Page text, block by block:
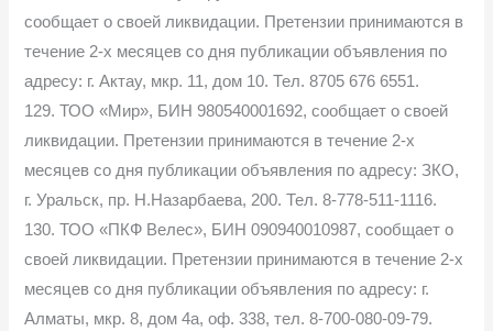
сообщает о своей ликвидации. Претензии принимаются в
течение 2-х месяцев со дня публикации объявления по
адресу: г. Актау, мкр. 11, дом 10. Тел. 8705 676 6551.
129. ТОО «Мир», БИН 980540001692, сообщает о своей
ликвидации. Претензии принимаются в течение 2-х
месяцев со дня публикации объявления по адресу: ЗКО,
г. Уральск, пр. Н.Назарбаева, 200. Тел. 8-778-511-1116.
130. ТОО «ПКФ Велес», БИН 090940010987, сообщает о
своей ликвидации. Претензии принимаются в течение 2-х
месяцев со дня публикации объявления по адресу: г.
Алматы, мкр. 8, дом 4а, оф. 338, тел. 8-700-080-09-79.